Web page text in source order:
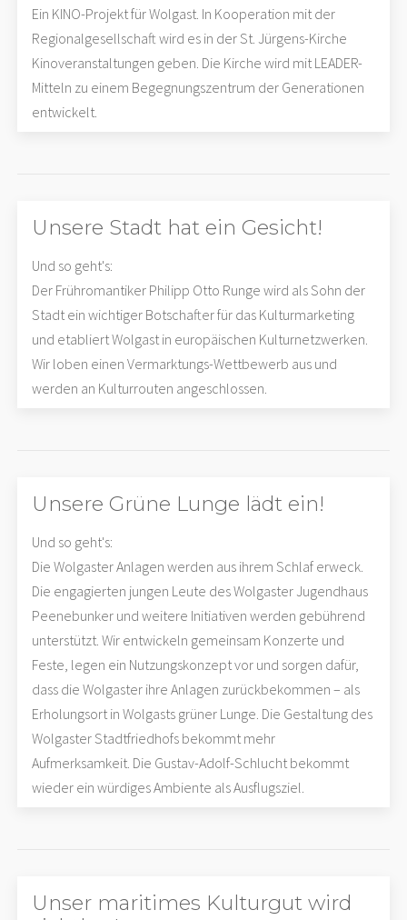
Ein KINO-Projekt für Wolgast. In Kooperation mit der
Regionalgesellschaft wird es in der St. Jürgens-Kirche
Kinoveranstaltungen geben. Die Kirche wird mit LEADER-
Mitteln zu einem Begegnungszentrum der Generationen
entwickelt.
Unsere Stadt hat ein Gesicht!
Und so geht's:
Der Frühromantiker Philipp Otto Runge wird als Sohn der
Stadt ein wichtiger Botschafter für das Kulturmarketing
und etabliert Wolgast in europäischen Kulturnetzwerken.
Wir loben einen Vermarktungs-Wettbewerb aus und
werden an Kulturrouten angeschlossen.
Unsere Grüne Lunge lädt ein!
Und so geht's:
Die Wolgaster Anlagen werden aus ihrem Schlaf erweck.
Die engagierten jungen Leute des Wolgaster Jugendhaus
Peenebunker und weitere Initiativen werden gebührend
unterstützt. Wir entwickeln gemeinsam Konzerte und
Feste, legen ein Nutzungskonzept vor und sorgen dafür,
dass die Wolgaster ihre Anlagen zurückbekommen – als
Erholungsort in Wolgasts grüner Lunge. Die Gestaltung des
Wolgaster Stadtfriedhofs bekommt mehr
Aufmerksamkeit. Die Gustav-Adolf-Schlucht bekommt
wieder ein würdiges Ambiente als Ausflugsziel.
Unser maritimes Kulturgut wird